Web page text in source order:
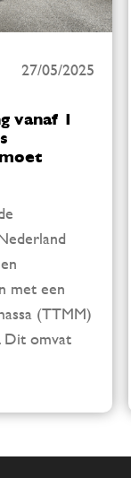
27/05/2025
vanaf 1
met een
(TTMM)
Dit omvat